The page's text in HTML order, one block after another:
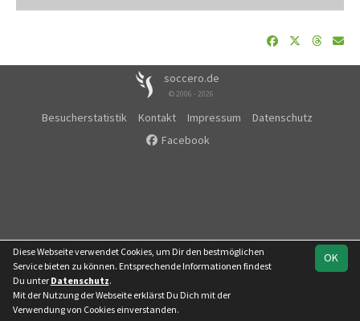
soccero.de
© 2006 - 2026
Besucherstatistik Kontakt Impressum
Datenschutz
Facebook
OK
Diese Webseite verwendet Cookies, um Dir den bestmöglichen
Service bieten zu können. Entsprechende Informationen findest
Du unter Datenschutz.
Mit der Nutzung der Webseite erklärst Du Dich mit der
Verwendung von Cookies einverstanden.